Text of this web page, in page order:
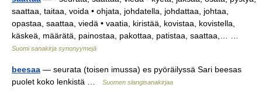
saattaa, taitaa, voida • ohjata, johdatella, johdattaa, johtaa,
opastaa, saattaa, viedä • vaatia, kiristää, kovistaa, kovistella,
käskeä, määrätä, painostaa, pakottaa, patistaa, saattaa,… …
Suomi sanakirja synonyymejä
beesaa — seurata (toisen imussa) es pyöräilyssä Sari beesas
puolet koko lenkistä …
Suomen slangisanakirjaa